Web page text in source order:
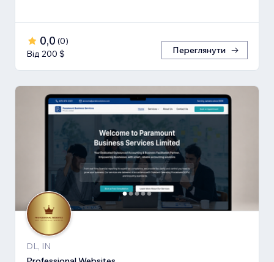
0,0 (0)
Від 200 $
Переглянути
DL, IN